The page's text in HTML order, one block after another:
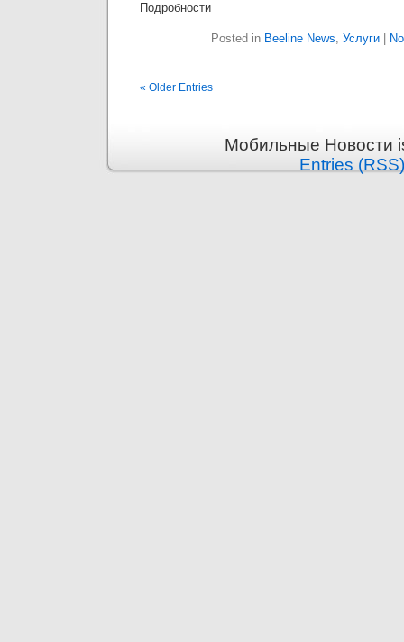
Подробности
Posted in Beeline News, Услуги
« Older Entries
Мобильные Новости
Entries (RSS)